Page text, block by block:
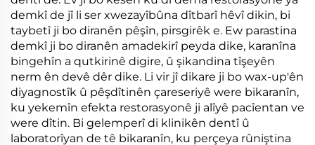
demkî de jî li ser xwezayîbûna dîtbarî hêvî dikin, bi
taybetî ji bo diranên pêşîn, pirsgirêk e. Ew parastina
demkî ji bo diranên amadekirî peyda dike, karanîna
bingehîn a qutkirinê digire, û şikandina tîşeyên
nerm ên devê dêr dike. Li vir jî dikare ji bo wax-up'ên
diyagnostîk û pêşdîtinên çareseriyê were bikaranîn,
ku yekemîn efekta restorasyonê ji alîyê pacîentan ve
were dîtin. Bi gelemperî di klinikên dentî û
laboratorîyan de tê bikaranîn, ku perçeya rûniştina